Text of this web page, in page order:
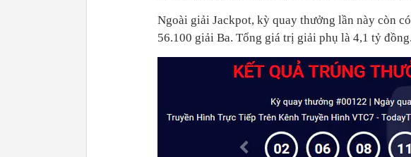
Ngoài giải Jackpot, kỳ quay thưởng lần này còn
56.100 giải Ba. Tổng giá trị giải phụ là 4,1 tỷ đồng.